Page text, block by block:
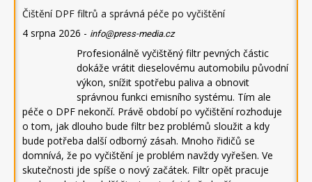
Čištění DPF filtrů a správná péče po vyčištění
4 srpna 2026 - info@press-media.cz
Profesionálně vyčištěný filtr pevných částic
dokáže vrátit dieselovému automobilu původní
výkon, snížit spotřebu paliva a obnovit
správnou funkci emisního systému. Tím ale
péče o DPF nekončí. Právě období po vyčištění rozhoduje
o tom, jak dlouho bude filtr bez problémů sloužit a kdy
bude potřeba další odborný zásah. Mnoho řidičů se
domnívá, že po vyčištění je problém navždy vyřešen. Ve
skutečnosti jde spíše o nový začátek. Filtr opět pracuje